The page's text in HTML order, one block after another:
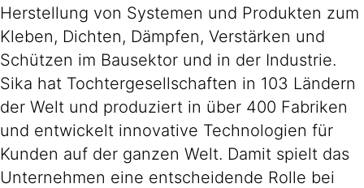
Herstellung von Systemen und Produkten zum
Kleben, Dichten, Dämpfen, Verstärken und
Schützen im Bausektor und in der Industrie.
Sika hat Tochtergesellschaften in 103 Ländern
der Welt und produziert in über 400 Fabriken
und entwickelt innovative Technologien für
Kunden auf der ganzen Welt. Damit spielt das
Unternehmen eine entscheidende Rolle bei